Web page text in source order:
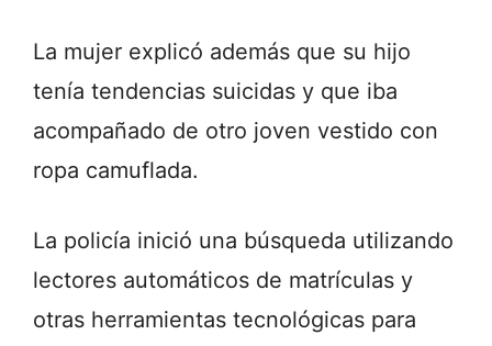
La mujer explicó además que su hijo
tenía tendencias suicidas y que iba
acompañado de otro joven vestido con
ropa camuflada.
La policía inició una búsqueda utilizando
lectores automáticos de matrículas y
otras herramientas tecnológicas para